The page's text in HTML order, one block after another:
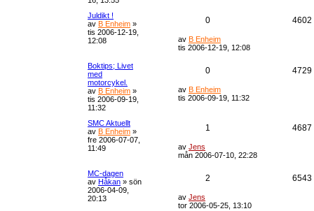
Juldikt !
av B Enheim »
tis 2006-12-19,
12:08
0 4602
av B Enheim
tis 2006-12-19, 12:08
Boktips; Livet
med
motorcykel.
av B Enheim »
tis 2006-09-19,
11:32
0 4729
av B Enheim
tis 2006-09-19, 11:32
SMC Aktuellt
av B Enheim »
fre 2006-07-07,
11:49
1 4687
av Jens
mån 2006-07-10, 22:28
MC-dagen
av Håkan » sön
2006-04-09,
20:13
2 6543
av Jens
tor 2006-05-25, 13:10